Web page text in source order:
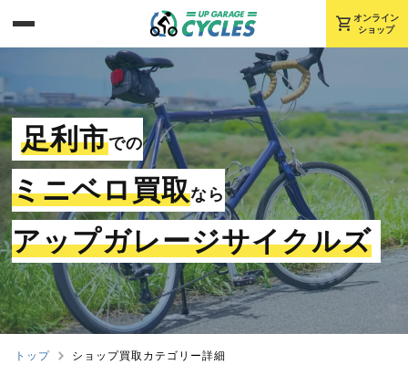
shopping_cart オンライン
ショップ
足利市での
ミニベロ買取なら
アップガレージサイクルズ
トップ ショップ買取カテゴリー詳細